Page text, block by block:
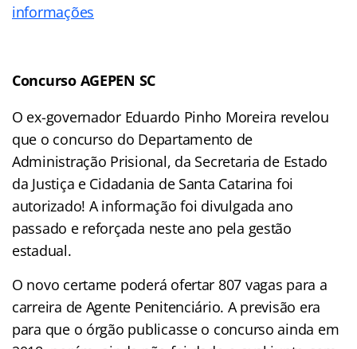
informações
Concurso AGEPEN SC
O ex-governador Eduardo Pinho Moreira revelou
que o concurso do Departamento de
Administração Prisional, da Secretaria de Estado
da Justiça e Cidadania de Santa Catarina foi
autorizado! A informação foi divulgada ano
passado e reforçada neste ano pela gestão
estadual.
O novo certame poderá ofertar 807 vagas para a
carreira de Agente Penitenciário. A previsão era
para que o órgão publicasse o concurso ainda em